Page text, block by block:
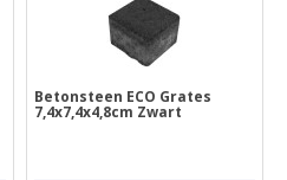
Betonsteen ECO Grates
7,4x7,4x4,8cm Zwart